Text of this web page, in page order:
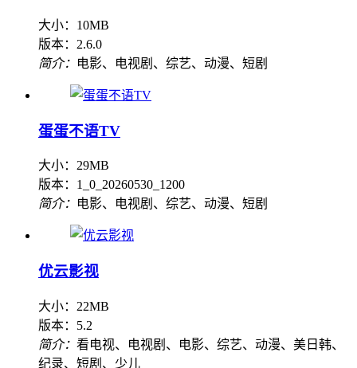
大小：10MB
版本：2.6.0
简介： 电影、电视剧、综艺、动漫、短剧
蛋蛋不语TV
大小：29MB
版本：1_0_20260530_1200
简介： 电影、电视剧、综艺、动漫、短剧
优云影视
大小：22MB
版本：5.2
简介： 看电视、电视剧、电影、综艺、动漫、美日韩、
纪录、短剧、少儿